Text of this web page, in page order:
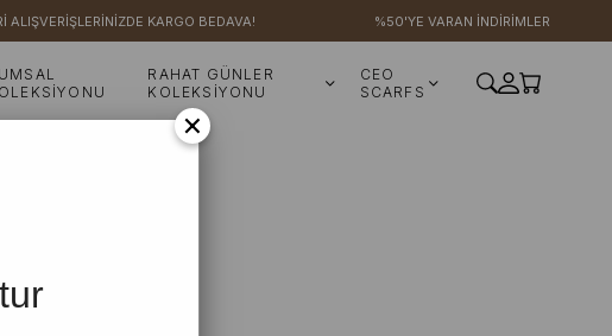
KARGO BEDAVA! %50'YE VARAN İNDİRİMLER
RAHAT GÜNLER
KOLEKSİYONU
CEO
SCARFS
×